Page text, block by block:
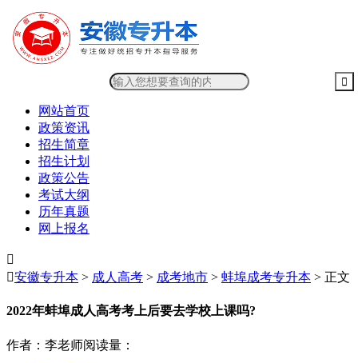
网站首页
政策资讯
招生简章
招生计划
政策公告
考试大纲
历年真题
网上报名

安徽专升本 > 成人高考 > 成考地市 > 蚌埠成考专升本 > 正文
2022年蚌埠成人高考考上后要去学校上课吗?
作者：李老师阅读量：